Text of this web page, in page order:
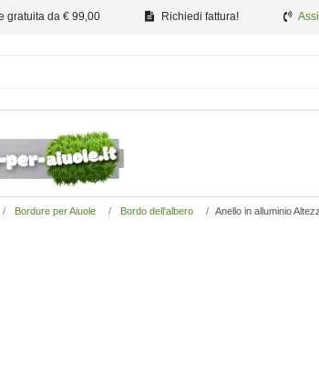
gratuita da € 99,00 Richiedi fattura!
Bordure per Aiuole Bordo dell'albero Anello in alluminio